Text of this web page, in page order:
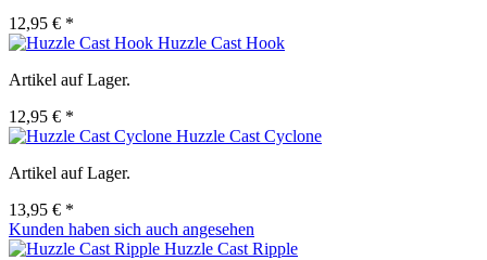
12,95 € *
Huzzle Cast Hook
Artikel auf Lager.
12,95 € *
Huzzle Cast Cyclone
Artikel auf Lager.
13,95 € *
Kunden haben sich auch angesehen
Huzzle Cast Ripple